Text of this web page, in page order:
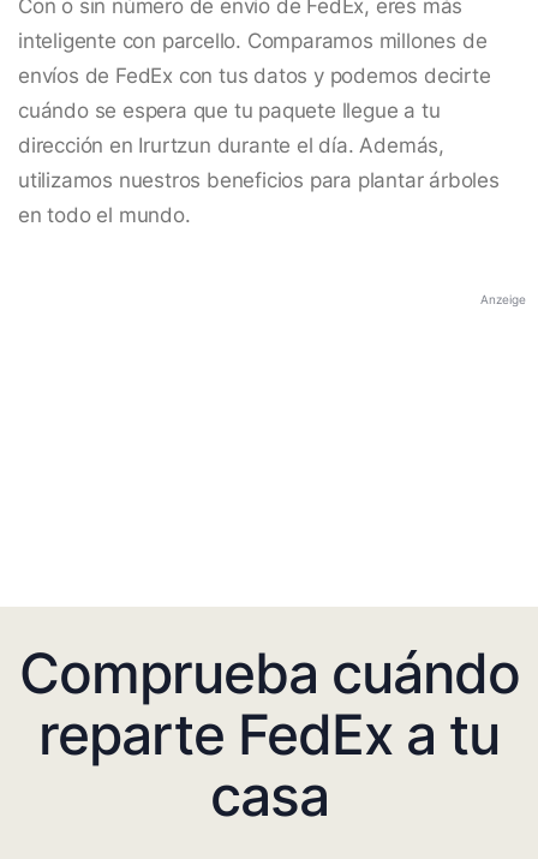
Con o sin número de envío de FedEx, eres más
inteligente con parcello. Comparamos millones de
envíos de FedEx con tus datos y podemos decirte
cuándo se espera que tu paquete llegue a tu
dirección en Irurtzun durante el día. Además,
utilizamos nuestros beneficios para plantar árboles
en todo el mundo.
Anzeige
Comprueba cuándo
reparte FedEx a tu
casa